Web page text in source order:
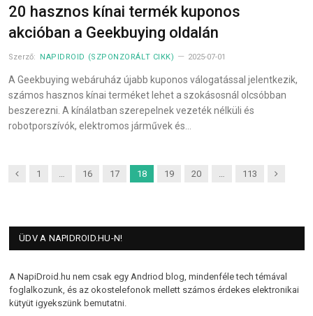
20 hasznos kínai termék kuponos
akcióban a Geekbuying oldalán
Szerző: NAPIDROID (SZPONZORÁLT CIKK) 2025-07-01
A Geekbuying webáruház újabb kuponos válogatással jelentkezik,
számos hasznos kínai terméket lehet a szokásosnál olcsóbban
beszerezni. A kínálatban szerepelnek vezeték nélküli és
robotporszívók, elektromos járművek és…
Previous
1 … 16 17 18 19 20 … 113 Next
ÜDV A NAPIDROID.HU-N!
A NapiDroid.hu nem csak egy Andriod blog, mindenféle tech témával
foglalkozunk, és az okostelefonok mellett számos érdekes elektronikai
kütyüt igyekszünk bemutatni.